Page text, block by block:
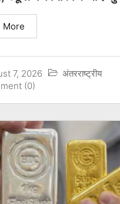
7, 2026
अंतरराष्ट्रीय
(0)
More